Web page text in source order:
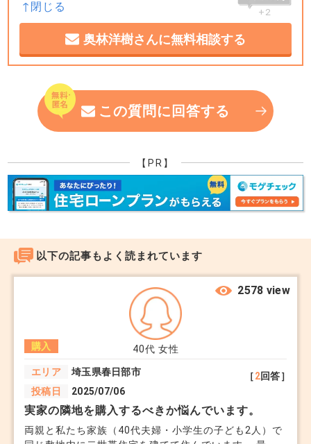
+2
奥林洋樹さんに無料相談する
この質問に回答する
【PR】
以下の記事もよく読まれています
40代 女性
購入
エリア
埼玉県春日部市
投稿日
2025/07/06
［2回答］
2578 view
実家の隣地を購入するべきか悩んでいます。
両親と私たち家族（40代夫婦・小学生の子ども2人）で